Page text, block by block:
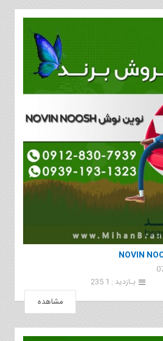
بـازدید : 1 235
مشاهده